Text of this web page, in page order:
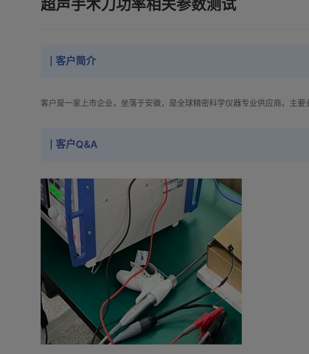
超声手术刀功率相关参数测试
客户简介
客户是一家上市企业，坐落于安徽，是全球精密科学仪器专业供应商。主要
客户Q&A